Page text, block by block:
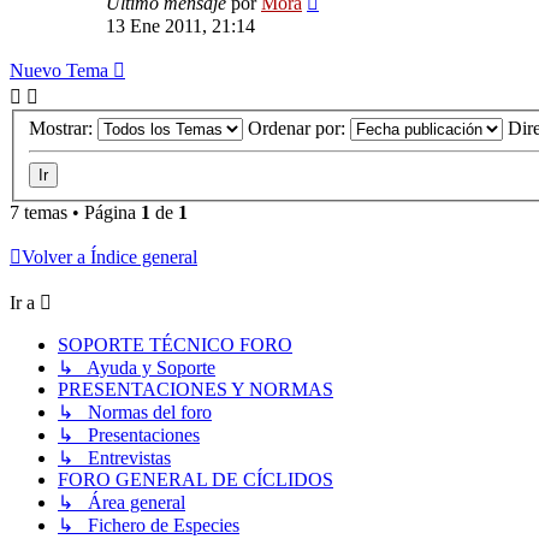
13 Ene 2011, 21:14
Nuevo Tema
Mostrar: Ordenar por:
7 temas • Página 1 de 1
Volver a Índice general
Ir a
SOPORTE TÉCNICO FORO
↳ Ayuda y Soporte
PRESENTACIONES Y NORMAS
↳ Normas del foro
↳ Presentaciones
↳ Entrevistas
FORO GENERAL DE CÍCLIDOS
↳ Área general
↳ Fichero de Especies